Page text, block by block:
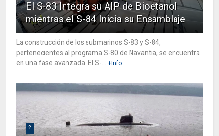
El S-83 Integra su AIP de Bioetanol
mientras el S-84 Inicia su Ensamblaje
La construcción de los submarinos S-83 y S-84,
pertenecientes al programa S-80 de Navantia, se encuentra
en una fase avanzada. El S-... +Info
2